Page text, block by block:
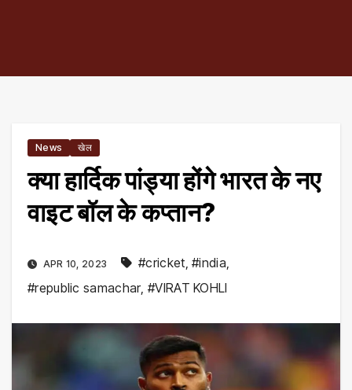
News खेल
क्या हार्दिक पांड्या होंगे भारत के नए
वाइट बॉल के कप्तान?
APR 10, 2023 #cricket,#india,
#republic samachar,#VIRAT KOHLI